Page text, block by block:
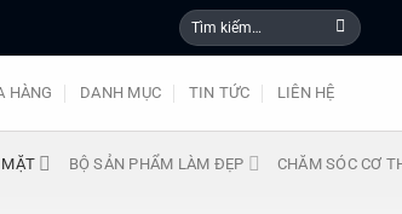
Tìm
kiếm:
HÀNG DANH MỤC TIN TỨC LIÊN HỆ
MẶT BỘ SẢN PHẨM LÀM ĐẸP CHĂM SÓC CƠ